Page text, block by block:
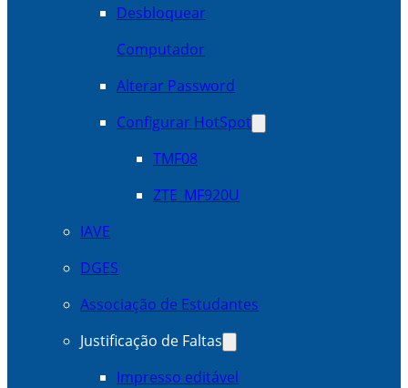
Desbloquear
Computador
Alterar Password
Configurar HotSpot
TMF08
ZTE_MF920U
IAVE
DGES
Associação de Estudantes
Justificação de Faltas
Impresso editável